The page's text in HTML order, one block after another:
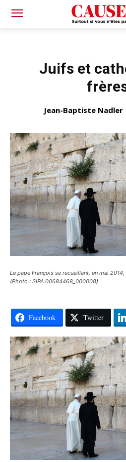
Juifs et
Jean-Baptiste Nadler
Le pape François se recueillant, en mai
(Photo : SIPA.00684468_000008)
Facebook Twitter